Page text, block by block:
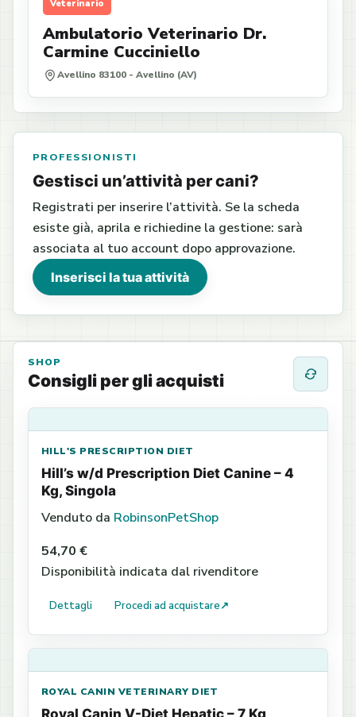
Veterinario
Ambulatorio Veterinario Dr.
Carmine Cucciniello
Avellino 83100 - Avellino (AV)
PROFESSIONISTI
Gestisci un’attività per cani?
Registrati per inserire l’attività. Se la scheda
esiste già, aprila e richiedine la gestione: sarà
associata al tuo account dopo approvazione.
Inserisci la tua attività
SHOP
Consigli per gli acquisti
HILL'S PRESCRIPTION DIET
Hill’s w/d Prescription Diet Canine – 4
Kg, Singola
Venduto da RobinsonPetShop
54,70 €
Disponibilità indicata dal rivenditore
Dettagli Procedi ad acquistare↗
ROYAL CANIN VETERINARY DIET
Royal Canin V-Diet Hepatic – 7 Kg